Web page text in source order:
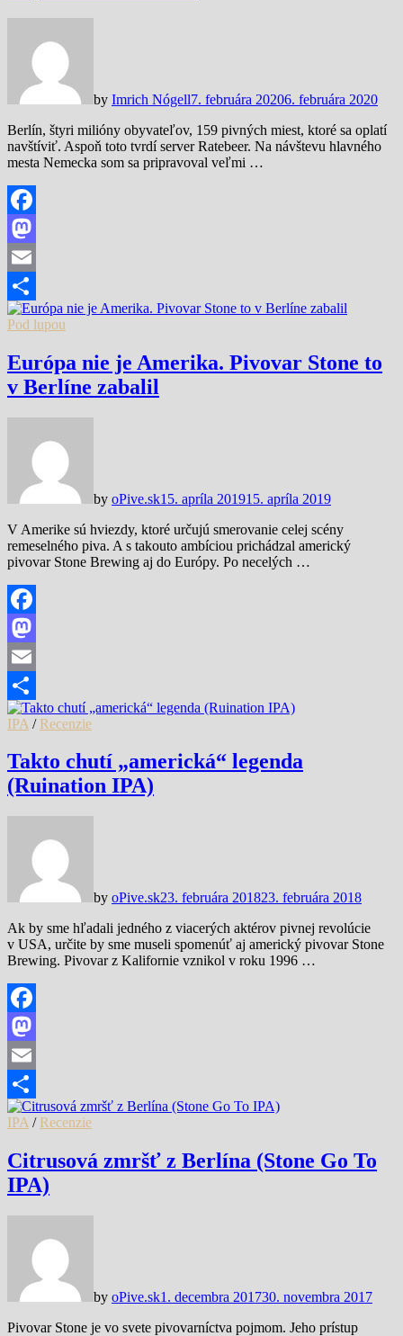
by Imrich Nógell7. februára 20206. februára 2020
Berlín, štyri milióny obyvateľov, 159 pivných miest, ktoré sa oplatí
navštíviť. Aspoň toto tvrdí server Ratebeer. Na návštevu hlavného
mesta Nemecka som sa pripravoval veľmi …
Facebook
Mastodon
Email
Share
Pod lupou
Európa nie je Amerika. Pivovar Stone to
v Berlíne zabalil
by oPive.sk15. apríla 201915. apríla 2019
V Amerike sú hviezdy, ktoré určujú smerovanie celej scény
remeselného piva. A s takouto ambíciou prichádzal americký
pivovar Stone Brewing aj do Európy. Po necelých …
Facebook
Mastodon
Email
Share
IPA / Recenzie
Takto chutí „americká“ legenda
(Ruination IPA)
by oPive.sk23. februára 201823. februára 2018
Ak by sme hľadali jedného z viacerých aktérov pivnej revolúcie
v USA, určite by sme museli spomenúť aj americký pivovar Stone
Brewing. Pivovar z Kalifornie vznikol v roku 1996 …
Facebook
Mastodon
Email
Share
IPA / Recenzie
Citrusová zmršť z Berlína (Stone Go To
IPA)
by oPive.sk1. decembra 201730. novembra 2017
Pivovar Stone je vo svete pivovarníctva pojmom. Jeho prístup